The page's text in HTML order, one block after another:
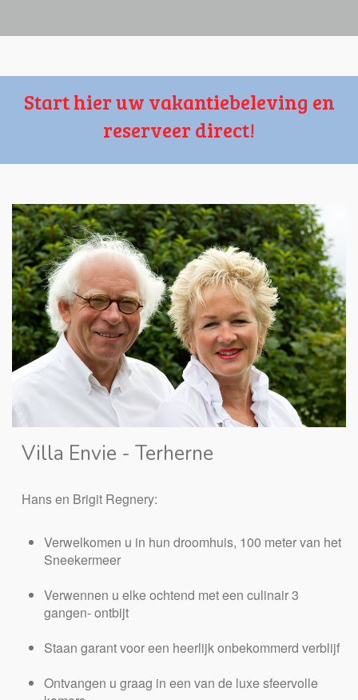
Start hier uw vakantiebeleving en
reserveer direct!
Villa Envie - Terherne
Hans en Brigit Regnery:
Verwelkomen u in hun droomhuis, 100 meter van het
Sneekermeer
Verwennen u elke ochtend met een culinair 3
gangen- ontbijt
Staan garant voor een heerlijk onbekommerd verblijf
Ontvangen u graag in een van de luxe sfeervolle